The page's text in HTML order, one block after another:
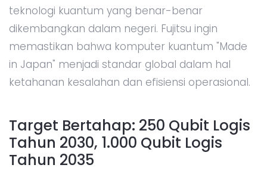
teknologi kuantum yang benar-benar
dikembangkan dalam negeri. Fujitsu ingin
memastikan bahwa komputer kuantum "Made
in Japan" menjadi standar global dalam hal
ketahanan kesalahan dan efisiensi operasional.
Target Bertahap: 250 Qubit Logis
Tahun 2030, 1.000 Qubit Logis
Tahun 2035